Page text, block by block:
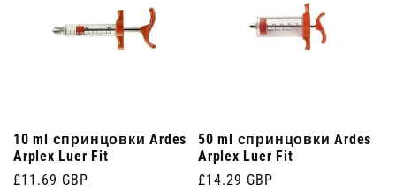
10 ml спринцовки Ardes
Arplex Luer Fit
Редовна
£11.69 GBP
50 ml спринцовки Ardes
Arplex Luer Fit
Редовна
£14.29 GBP